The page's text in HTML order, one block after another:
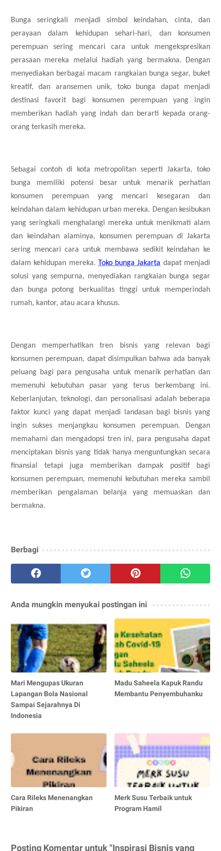
Bunga seringkali menjadi simbol keindahan, cinta, dan
perayaan dalam kehidupan sehari-hari, dan konsumen
perempuan sering mencari cara untuk mengekspresikan
perasaan mereka melalui hadiah yang bermakna. Dengan
menyediakan berbagai macam rangkaian bunga segar, buket
kreatif, dan aransemen unik, toko bunga dapat menjadi
destinasi favorit bagi konsumen perempuan yang ingin
memberikan hadiah yang indah dan berarti kepada orang-
orang terkasih mereka.
Sebagai contoh di kota metropolitan seperti Jakarta, toko
bunga memiliki potensi besar untuk menarik perhatian
konsumen perempuan yang mencari kesegaran dan
keindahan dalam kehidupan urban mereka. Dengan kesibukan
yang seringkali menghalangi mereka untuk menikmati alam
dan keindahan alaminya, konsumen perempuan di Jakarta
sering mencari cara untuk membawa sedikit keindahan ke
dalam kehidupan mereka. Toko bunga Jakarta dapat menjadi
solusi yang sempurna, menyediakan rangkaian bunga segar
dan bunga potong berkualitas tinggi untuk memperindah
rumah, kantor, atau acara khusus.
Dengan memperhatikan tren bisnis yang relevan bagi
konsumen perempuan, dapat disimpulkan bahwa ada banyak
peluang bagi para pengusaha untuk menarik perhatian dan
memenuhi kebutuhan pasar yang terus berkembang ini.
Keberlanjutan, teknologi, dan personalisasi adalah beberapa
faktor kunci yang dapat menjadi landasan bagi bisnis yang
ingin sukses menjangkau konsumen perempuan. Dengan
memahami dan mengadopsi tren ini, para pengusaha dapat
menciptakan bisnis yang tidak hanya menguntungkan secara
finansial tetapi juga memberikan dampak positif bagi
konsumen perempuan, memenuhi kebutuhan mereka sambil
memberikan pengalaman belanja yang memuaskan dan
bermakna.
Berbagi
Anda mungkin menyukai postingan ini
Mari Mengupas Ukuran
Lapangan Bola Nasional
Sampai Sejarahnya Di
Indonesia
Madu Saheela Kapuk Randu
Membantu Penyembuhanku
Cara Rileks Menenangkan
Pikiran
Merk Susu Terbaik untuk
Program Hamil
Posting Komentar untuk "Inspirasi Bisnis yang